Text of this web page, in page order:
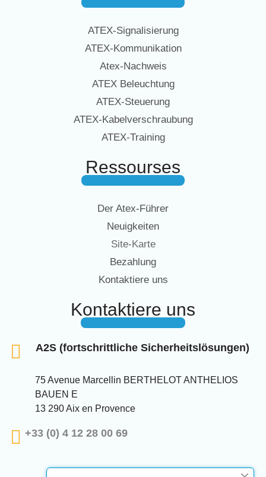
ATEX-Signalisierung
ATEX-Kommunikation
Atex-Nachweis
ATEX Beleuchtung
ATEX-Steuerung
ATEX-Kabelverschraubung
ATEX-Training
Ressourses
Der Atex-Führer
Neuigkeiten
Site-Karte
Bezahlung
Kontaktiere uns
Kontaktiere uns
A2S (fortschrittliche Sicherheitslösungen)
75 Avenue Marcellin BERTHELOT ANTHELIOS
BAUEN E
13 290 Aix en Provence
+33 (0) 4 12 28 00 69